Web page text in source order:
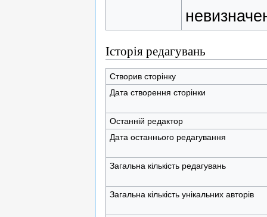
Історія редагувань
Створив сторінку
Дата створення сторінки
Останній редактор
Дата останнього редагування
Загальна кількість редагувань
Загальна кількість унікальних авторів